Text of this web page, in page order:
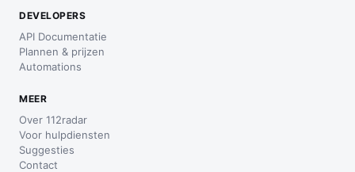
DEVELOPERS
API Documentatie
Plannen & prijzen
Automations
MEER
Over 112radar
Voor hulpdiensten
Suggesties
Contact